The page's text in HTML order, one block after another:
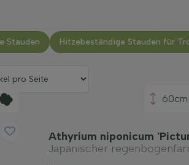
Stauden Hitzebeständige Stauden für
60cm
Athyrium niponicum
Japanischer